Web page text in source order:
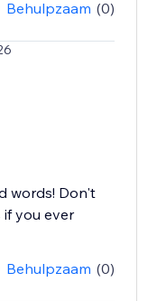
Behulpzaam (0)
words! Don't
you ever
Behulpzaam (0)